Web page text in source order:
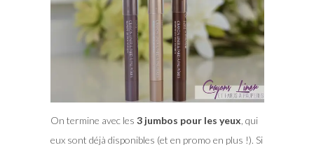
On termine avec les 3 jumbos pour les yeux , qui
eux sont déjà disponibles (et en promo en plus !). Si